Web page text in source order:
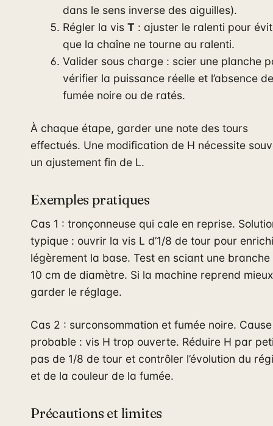
dans le sens inverse des aiguilles).
Régler la vis T : ajuster le ralenti pour
que la chaîne ne tourne au ralenti.
Valider sous charge : scier une planche
vérifier la puissance réelle et l’absence de
fumée noire ou de ratés.
À chaque étape, garder une note des tours
effectués. Une modification de H nécessite
un ajustement fin de L.
Exemples pratiques
Cas 1 : tronçonneuse qui cale en reprise.
typique : ouvrir la vis L d’1/8 de tour pour
légèrement la base. Test en sciant une branche
10 cm de diamètre. Si la machine reprend
garder le réglage.
Cas 2 : surconsommation et fumée noire. Cause
probable : vis H trop ouverte. Réduire H par
pas de 1/8 de tour et contrôler l’évolution du
et de la couleur de la fumée.
Précautions et limites